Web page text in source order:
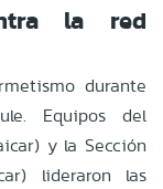
la red
durante
Equipos del
y la Sección
lideraron las